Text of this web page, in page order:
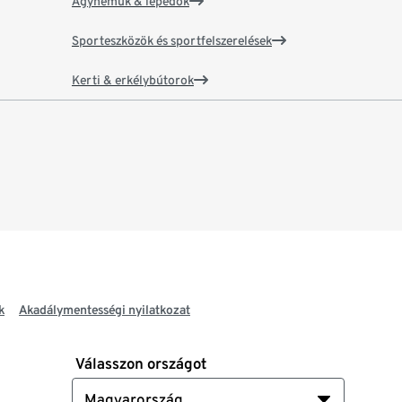
Sporteszközök és sportfelszerelések
Kerti & erkélybútorok
Akadálymentességi nyilatkozat
Válasszon országot